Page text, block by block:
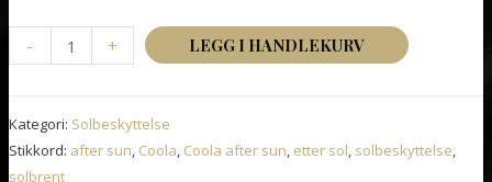
-
After-
Lotion
antall
+ LEGG I HANDLEKURV
Kategori: Solbeskyttelse
Stikkord: after sun, Coola, Coola after sun, etter sol, solbeskyttelse,
solbrent